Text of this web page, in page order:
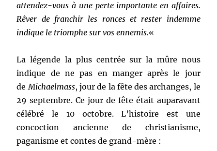
attendez-vous à une perte importante en affaires.
Rêver de franchir les ronces et rester indemme
indique le triomphe sur vos ennemis.«
La légende la plus centrée sur la mûre nous
indique de ne pas en manger après le jour
deMichaelmass, jour de la fête des archanges, le
29 septembre. Ce jour de fête était auparavant
célébré le 10 octobre. L’histoire est une
concoction ancienne de christianisme,
paganisme et contes de grand-mère :